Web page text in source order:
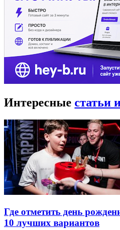
Интересные статьи
Где отметить день
10 лучших вариантов